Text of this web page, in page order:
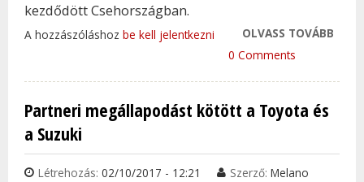
kezdődött Csehországban.
OLVASS TOVÁBB
A hozzászóláshoz be kell jelentkezni
0 Comments
Partneri megállapodást kötött a Toyota és
a Suzuki
Létrehozás: 02/10/2017 - 12:21 Szerző: Melano